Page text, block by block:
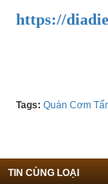
https://
Tags: Quán Cơm
TIN CÙNG LOẠI